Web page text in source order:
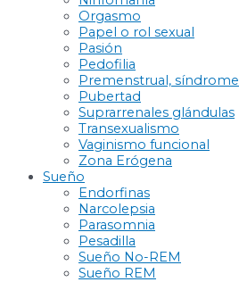
Orgasmo
Papel o rol sexual
Pasión
Pedofilia
Premenstrual, síndrome
Pubertad
Suprarrenales glándulas
Transexualismo
Vaginismo funcional
Zona Erógena
Sueño
Endorfinas
Narcolepsia
Parasomnia
Pesadilla
Sueño No-REM
Sueño REM